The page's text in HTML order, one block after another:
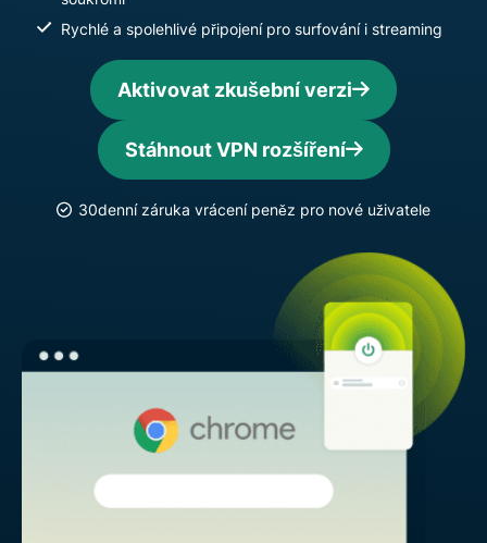
Rychlé a spolehlivé připojení pro surfování i streaming
Aktivovat zkušební verzi
Stáhnout VPN rozšíření
30denní záruka vrácení peněz pro nové uživatele